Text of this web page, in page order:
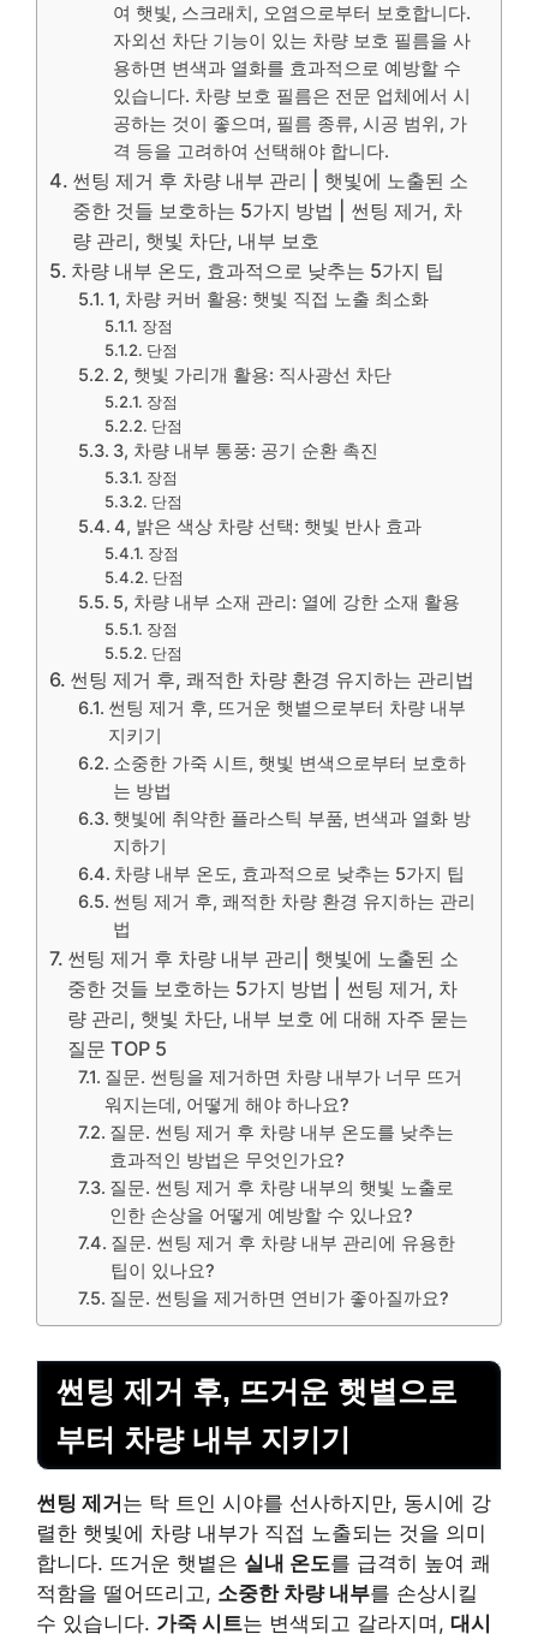
여 햇빛, 스크래치, 오염으로부터 보호합니다.
자외선 차단 기능이 있는 차량 보호 필름을 사
용하면 변색과 열화를 효과적으로 예방할 수
있습니다. 차량 보호 필름은 전문 업체에서 시
공하는 것이 좋으며, 필름 종류, 시공 범위, 가
격 등을 고려하여 선택해야 합니다.
썬팅 제거 후 차량 내부 관리 | 햇빛에 노출된 소
중한 것들 보호하는 5가지 방법 | 썬팅 제거, 차
량 관리, 햇빛 차단, 내부 보호
차량 내부 온도, 효과적으로 낮추는 5가지 팁
1, 차량 커버 활용: 햇빛 직접 노출 최소화
장점
단점
2, 햇빛 가리개 활용: 직사광선 차단
장점
단점
3, 차량 내부 통풍: 공기 순환 촉진
장점
단점
4, 밝은 색상 차량 선택: 햇빛 반사 효과
장점
단점
5, 차량 내부 소재 관리: 열에 강한 소재 활용
장점
단점
썬팅 제거 후, 쾌적한 차량 환경 유지하는 관리법
썬팅 제거 후, 뜨거운 햇볕으로부터 차량 내부
지키기
소중한 가죽 시트, 햇빛 변색으로부터 보호하
는 방법
햇빛에 취약한 플라스틱 부품, 변색과 열화 방
지하기
차량 내부 온도, 효과적으로 낮추는 5가지 팁
썬팅 제거 후, 쾌적한 차량 환경 유지하는 관리
법
썬팅 제거 후 차량 내부 관리| 햇빛에 노출된 소
중한 것들 보호하는 5가지 방법 | 썬팅 제거, 차
량 관리, 햇빛 차단, 내부 보호 에 대해 자주 묻는
질문 TOP 5
질문. 썬팅을 제거하면 차량 내부가 너무 뜨거
워지는데, 어떻게 해야 하나요?
질문. 썬팅 제거 후 차량 내부 온도를 낮추는
효과적인 방법은 무엇인가요?
질문. 썬팅 제거 후 차량 내부의 햇빛 노출로
인한 손상을 어떻게 예방할 수 있나요?
질문. 썬팅 제거 후 차량 내부 관리에 유용한
팁이 있나요?
질문. 썬팅을 제거하면 연비가 좋아질까요?
썬팅 제거 후, 뜨거운 햇볕으로
부터 차량 내부 지키기
썬팅 제거 는 탁 트인 시야를 선사하지만, 동시에 강
렬한 햇빛에 차량 내부가 직접 노출되는 것을 의미
합니다. 뜨거운 햇볕은 실내 온도를 급격히 높여 쾌
적함을 떨어뜨리고, 소중한 차량 내부를 손상시킬
수 있습니다. 가죽 시트는 변색되고 갈라지며, 대시